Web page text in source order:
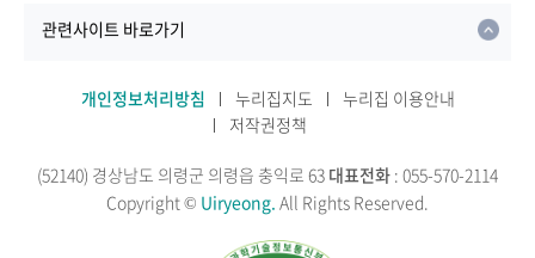
관련사이트 바로가기
개인정보처리방침 누리집지도
누리집 이용안내
저작권정책
(52140) 경상남도 의령군 의령읍 충익로 63 대표전화 : 055-570-2114
Copyright © Uiryeong. All Rights Reserved.